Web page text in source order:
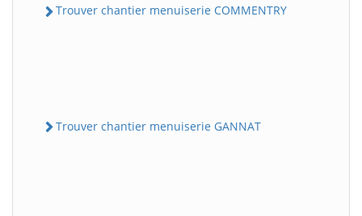
Trouver chantier menuiserie COMMENTRY
Trouver chantier menuiserie GANNAT